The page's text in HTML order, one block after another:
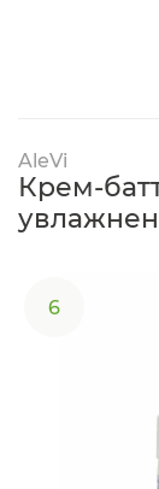
AleVi
Крем-
6